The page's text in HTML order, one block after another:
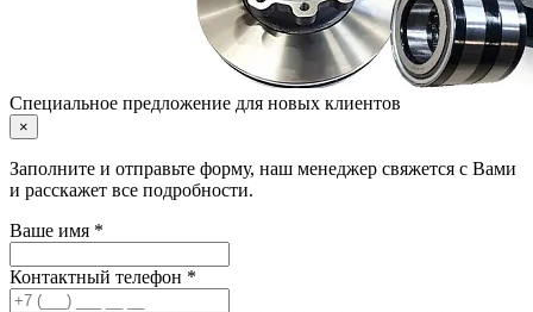
Специальное предложение для новых клиентов
×
Заполните и отправьте форму, наш менеджер свяжется с Вами
и расскажет все подробности.
Ваше имя *
Контактный телефон *